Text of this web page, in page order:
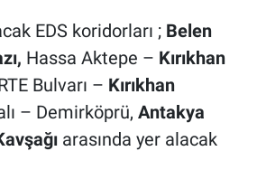
EDS koridorları ; Belen
Hassa Aktepe – Kırıkhan
Bulvarı – Kırıkhan
– Demirköprü, Antakya
arasında yer alacak